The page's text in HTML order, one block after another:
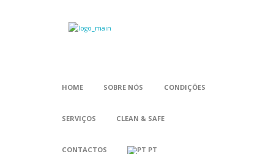
HOME SOBRE NÓS CONDIÇÕES
SERVIÇOS CLEAN & SAFE
CONTACTOS PT